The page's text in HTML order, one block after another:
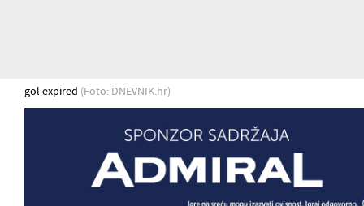
gol expired (Foto: DNEVNIK.hr)